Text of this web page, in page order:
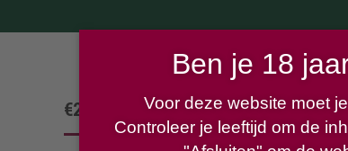
€25,00
Ben je 18
Voor deze website moet
Controleer je leeftijd om de